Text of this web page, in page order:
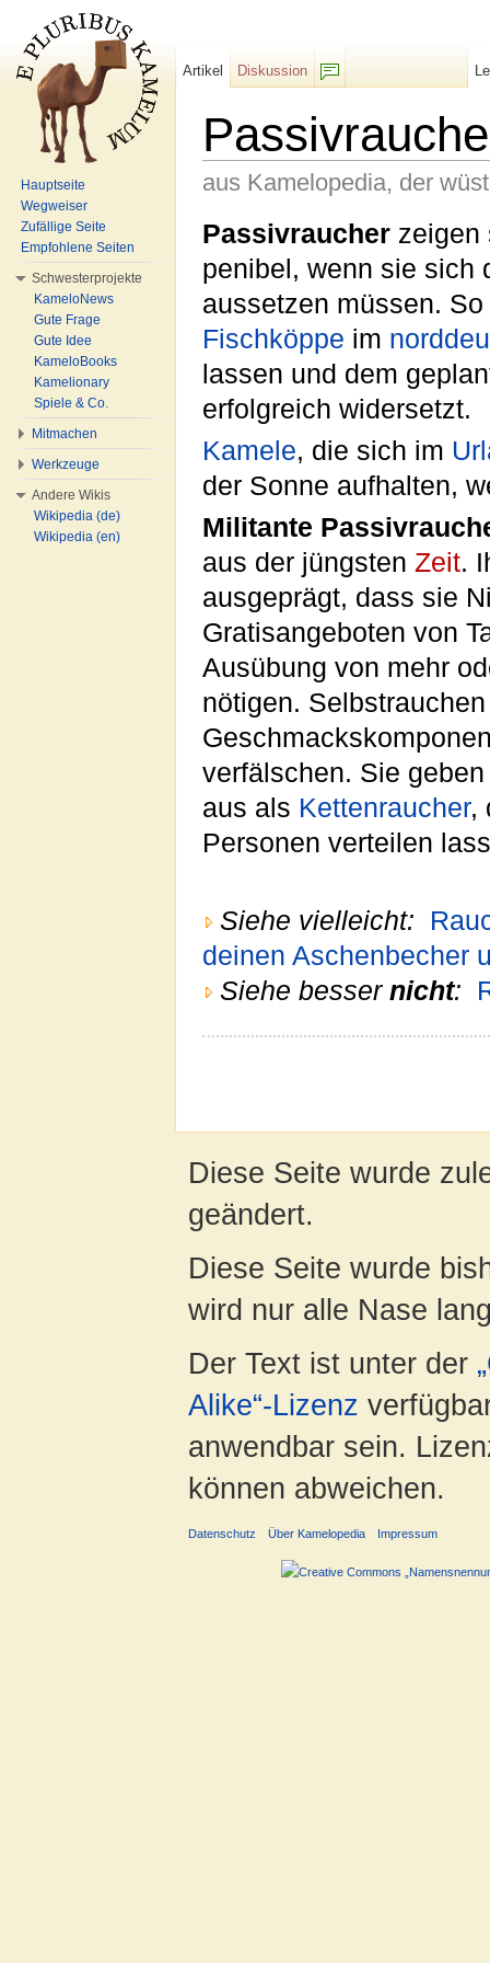
aus Kamelopedia, der
Passivraucher zeigen
penibel, wenn sie sich
aussetzen müssen.
Fischköppe im
lassen und dem
erfolgreich widersetzt.
Kamele, die sich im
der Sonne aufhalten,
Militante
aus der jüngsten Zeit.
ausgeprägt, dass sie
Gratisangeboten von
Ausübung von mehr
nötigen.
verfälschen. Sie
aus als Kettenraucher,
Personen verteilen
Siehe vielleicht:
deinen Aschenbecher
Siehe besser nicht:
Artikel
Diskussion
Hauptseite
Wegweiser
Zufällige Seite
Empfohlene Seiten
Schwesterprojekte
KameloNews
Gute Frage
Gute Idee
KameloBooks
Kamelionary
Spiele & Co.
Mitmachen
Werkzeuge
Andere Wikis
Wikipedia (de)
Wikipedia (en)
Diese Seite wurde
geändert.
Diese Seite wurde
wird nur alle Nase
Der Text ist unter der
Alike“-Lizenz
anwendbar sein.
können abweichen.
Datenschutz Über Kamelopedia Impressum